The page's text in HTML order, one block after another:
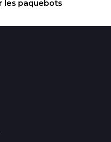
les paquebots